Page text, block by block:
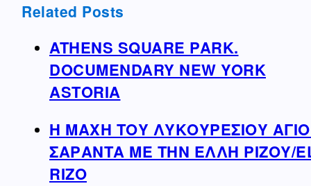
Related Posts
ATHENS SQUARE PARK.
DOCUMENDARY NEW YORK
ASTORIA
Η ΜΑΧΗ ΤΟΥ ΛΥΚΟΥΡΕΣΙΟΥ
ΣΑΡΑΝΤΑ ΜΕ ΤΗΝ ΕΛΛΗ ΡΙΖΟΥ/
RIZO